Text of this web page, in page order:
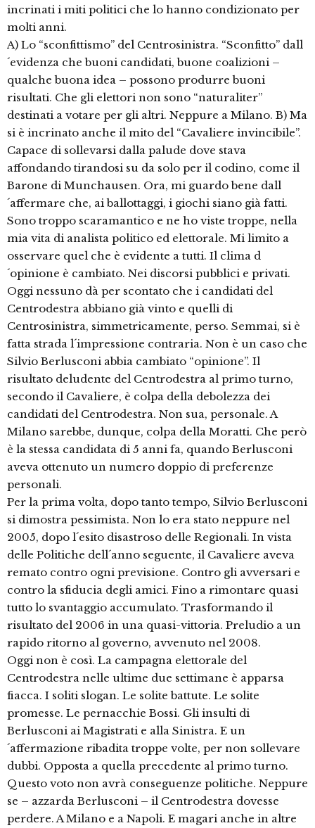
incrinati i miti politici che lo hanno condizionato per
molti anni.
A) Lo “sconfittismo” del Centrosinistra. “Sconfitto” dall
´evidenza che buoni candidati, buone coalizioni –
qualche buona idea – possono produrre buoni
risultati. Che gli elettori non sono “naturaliter”
destinati a votare per gli altri. Neppure a Milano. B) Ma
si è incrinato anche il mito del “Cavaliere invincibile”.
Capace di sollevarsi dalla palude dove stava
affondando tirandosi su da solo per il codino, come il
Barone di Munchausen. Ora, mi guardo bene dall
´affermare che, ai ballottaggi, i giochi siano già fatti.
Sono troppo scaramantico e ne ho viste troppe, nella
mia vita di analista politico ed elettorale. Mi limito a
osservare quel che è evidente a tutti. Il clima d
´opinione è cambiato. Nei discorsi pubblici e privati.
Oggi nessuno dà per scontato che i candidati del
Centrodestra abbiano già vinto e quelli di
Centrosinistra, simmetricamente, perso. Semmai, si è
fatta strada l´impressione contraria. Non è un caso che
Silvio Berlusconi abbia cambiato “opinione”. Il
risultato deludente del Centrodestra al primo turno,
secondo il Cavaliere, è colpa della debolezza dei
candidati del Centrodestra. Non sua, personale. A
Milano sarebbe, dunque, colpa della Moratti. Che però
è la stessa candidata di 5 anni fa, quando Berlusconi
aveva ottenuto un numero doppio di preferenze
personali.
Per la prima volta, dopo tanto tempo, Silvio Berlusconi
si dimostra pessimista. Non lo era stato neppure nel
2005, dopo l´esito disastroso delle Regionali. In vista
delle Politiche dell´anno seguente, il Cavaliere aveva
remato contro ogni previsione. Contro gli avversari e
contro la sfiducia degli amici. Fino a rimontare quasi
tutto lo svantaggio accumulato. Trasformando il
risultato del 2006 in una quasi-vittoria. Preludio a un
rapido ritorno al governo, avvenuto nel 2008.
Oggi non è così. La campagna elettorale del
Centrodestra nelle ultime due settimane è apparsa
fiacca. I soliti slogan. Le solite battute. Le solite
promesse. Le pernacchie Bossi. Gli insulti di
Berlusconi ai Magistrati e alla Sinistra. E un
´affermazione ribadita troppe volte, per non sollevare
dubbi. Opposta a quella precedente al primo turno.
Questo voto non avrà conseguenze politiche. Neppure
se – azzarda Berlusconi – il Centrodestra dovesse
perdere. A Milano e a Napoli. E magari anche in altre